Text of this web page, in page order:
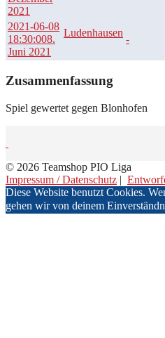
2021
2021-06-08
18:30:008.
Juni 2021
Ludenhausen
-
Zusammenfassung
Spiel gewertet gegen Blonhofen
© 2026 Teamshop PIO Liga
Impressum / Datenschutz |
Diese Website benutzt Cookies.
gehen wir von deinem